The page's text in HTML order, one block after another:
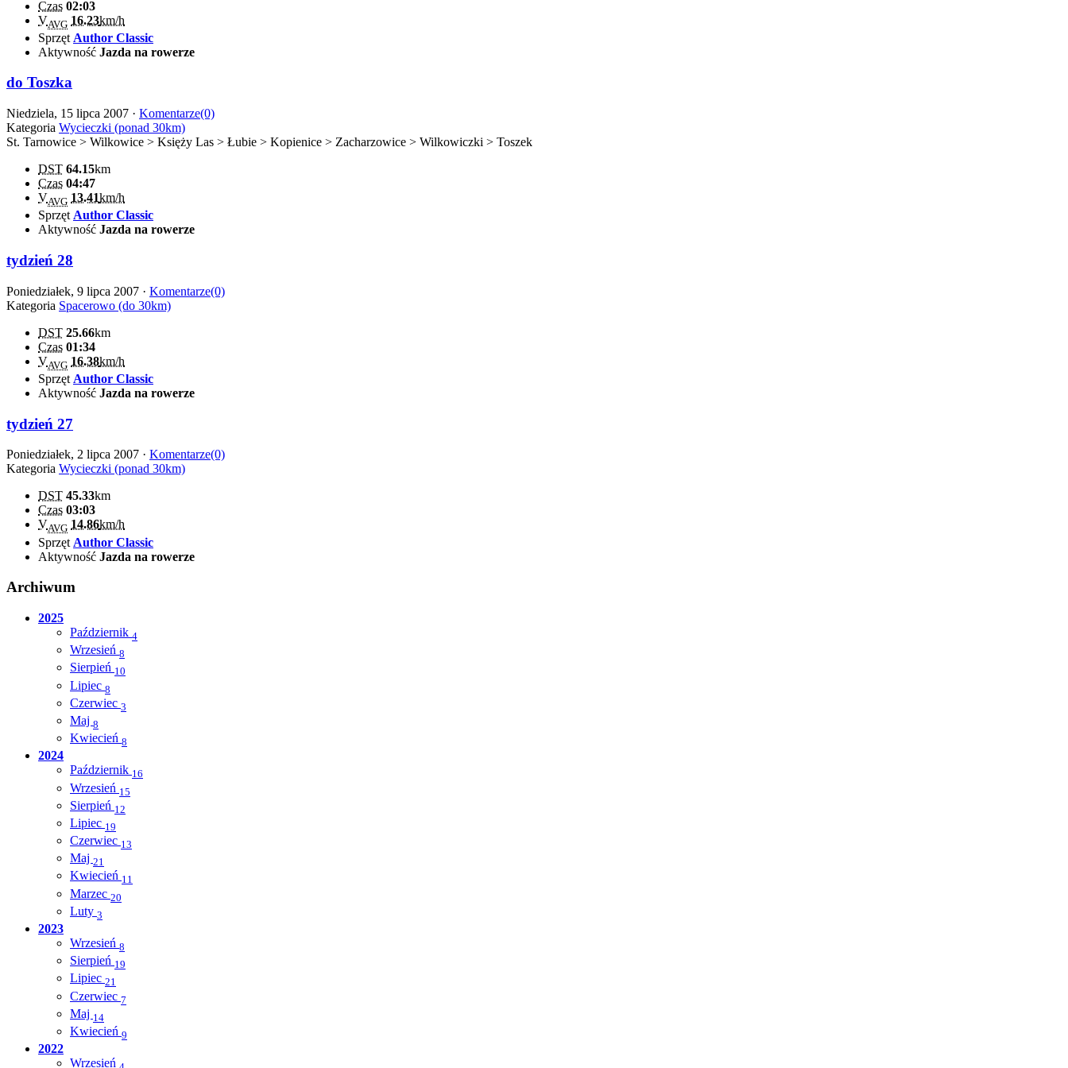
Czas 02:03
VAVG 16.23km/h
Sprzęt Author Classic
Aktywność Jazda na rowerze
do Toszka
Niedziela, 15 lipca 2007 · Komentarze(0)
Kategoria Wycieczki (ponad 30km)
St. Tarnowice > Wilkowice > Księży Las > Łubie > Kopienice > Zacharzowice > Wilkowiczki > Toszek
DST 64.15km
Czas 04:47
VAVG 13.41km/h
Sprzęt Author Classic
Aktywność Jazda na rowerze
tydzień 28
Poniedziałek, 9 lipca 2007 · Komentarze(0)
Kategoria Spacerowo (do 30km)
DST 25.66km
Czas 01:34
VAVG 16.38km/h
Sprzęt Author Classic
Aktywność Jazda na rowerze
tydzień 27
Poniedziałek, 2 lipca 2007 · Komentarze(0)
Kategoria Wycieczki (ponad 30km)
DST 45.33km
Czas 03:03
VAVG 14.86km/h
Sprzęt Author Classic
Aktywność Jazda na rowerze
Archiwum
2025
Październik 4
Wrzesień 8
Sierpień 10
Lipiec 8
Czerwiec 3
Maj 8
Kwiecień 8
2024
Październik 16
Wrzesień 15
Sierpień 12
Lipiec 19
Czerwiec 13
Maj 21
Kwiecień 11
Marzec 20
Luty 3
2023
Wrzesień 8
Sierpień 19
Lipiec 21
Czerwiec 7
Maj 14
Kwiecień 9
2022
Wrzesień